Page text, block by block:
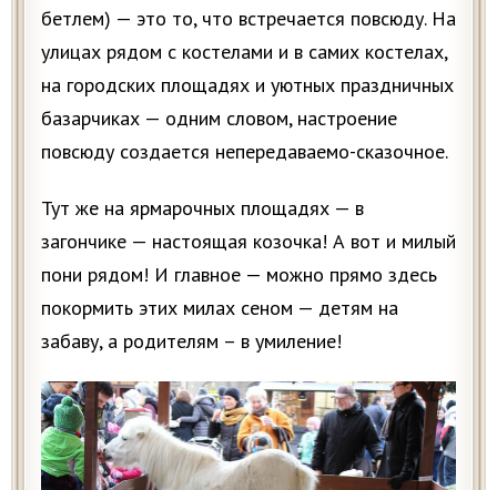
бетлем) — это то, что встречается повсюду. На
улицах рядом с костелами и в самих костелах,
на городских площадях и уютных праздничных
базарчиках — одним словом, настроение
повсюду создается непередаваемо-сказочное.
Тут же на ярмарочных площадях — в
загончике — настоящая козочка! А вот и милый
пони рядом! И главное — можно прямо здесь
покормить этих милах сеном — детям на
забаву, а родителям – в умиление!